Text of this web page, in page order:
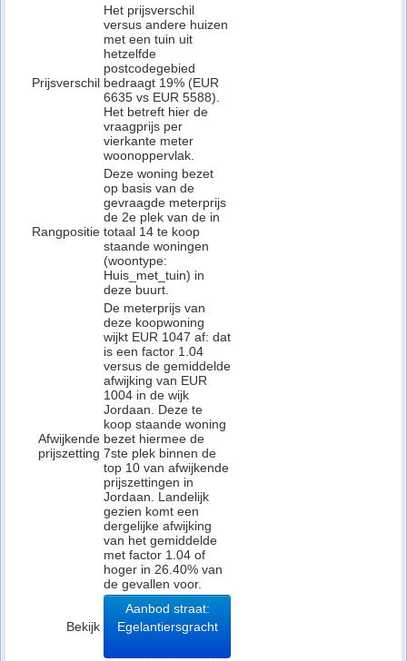
Prijsverschil
Het prijsverschil
versus andere huizen
met een tuin uit
hetzelfde
postcodegebied
bedraagt 19% (EUR
6635 vs EUR 5588).
Het betreft hier de
vraagprijs per
vierkante meter
woonoppervlak.
Rangpositie
Deze woning bezet
op basis van de
gevraagde meterprijs
de 2e plek van de in
totaal 14 te koop
staande woningen
(woontype:
Huis_met_tuin) in
deze buurt.
Afwijkende
prijszetting
De meterprijs van
deze koopwoning
wijkt EUR 1047 af: dat
is een factor 1.04
versus de gemiddelde
afwijking van EUR
1004 in de wijk
Jordaan. Deze te
koop staande woning
bezet hiermee de
7ste plek binnen de
top 10 van afwijkende
prijszettingen in
Jordaan. Landelijk
gezien komt een
dergelijke afwijking
van het gemiddelde
met factor 1.04 of
hoger in 26.40% van
de gevallen voor.
Bekijk
Aanbod straat:
Egelantiersgracht